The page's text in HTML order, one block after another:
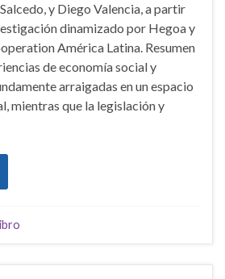
y Diego Valencia, a partir
dinamizado por Hegoa y
América Latina. Resumen
de economía social y
arraigadas en un espacio
mientras que la legislación y